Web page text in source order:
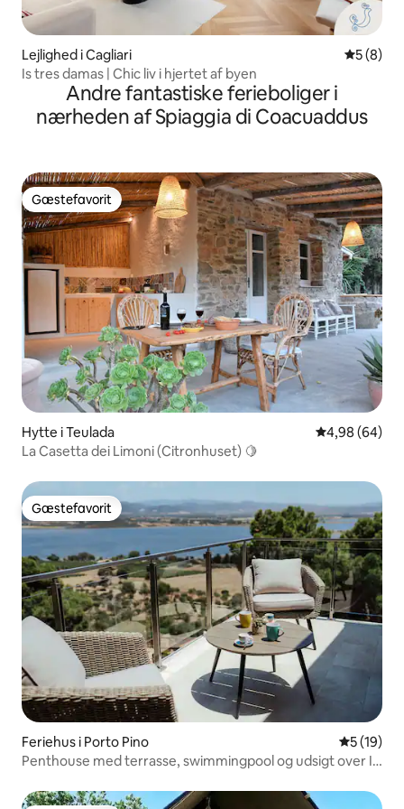
Lejlighed i Cagliari 5 ud af 5
5 (8)
Is tres damas | Chic liv i hjertet af byen
Andre fantastiske ferieboliger i
nærheden af Spiaggia di Coacuaddus
Gæstefavorit
Gæstefavorit
Hytte i Teulada 4,98 ud af 5 i
4,98 (64)
La Casetta dei Limoni (Citronhuset) 🍋
Gæstefavorit
Gæstefavorit
Feriehus i Porto Pino 5 ud af 5 i
5 (19)
Penthouse med terrasse, swimmingpool og udsigt over Is